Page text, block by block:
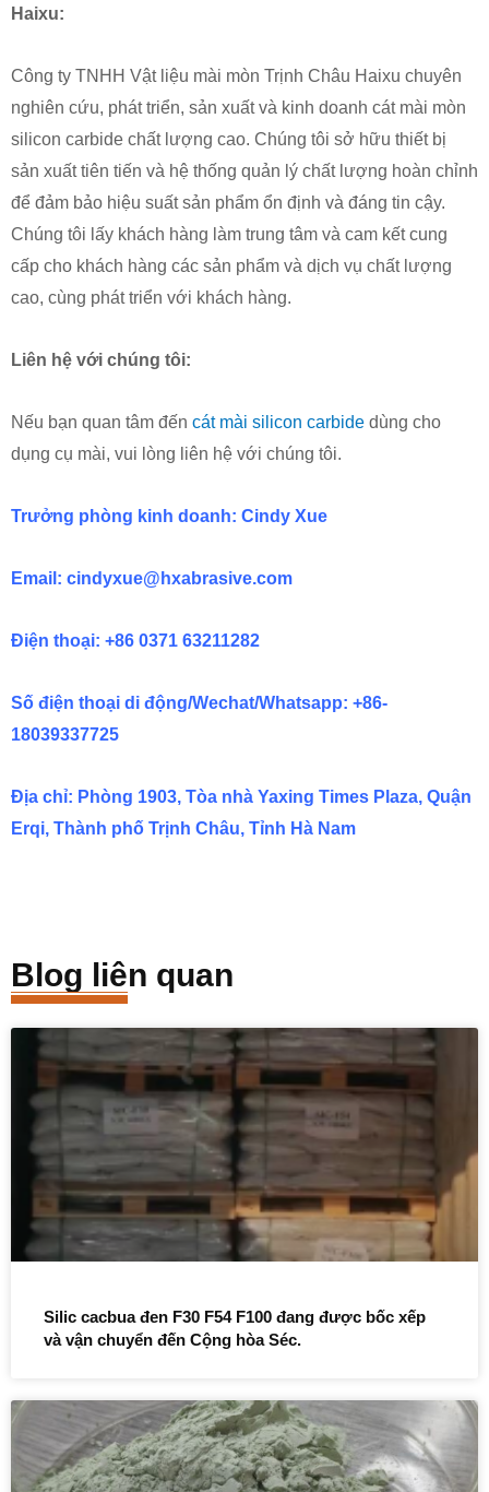
Haixu:
Công ty TNHH Vật liệu mài mòn Trịnh Châu Haixu chuyên
nghiên cứu, phát triển, sản xuất và kinh doanh cát mài mòn
silicon carbide chất lượng cao. Chúng tôi sở hữu thiết bị
sản xuất tiên tiến và hệ thống quản lý chất lượng hoàn chỉnh
để đảm bảo hiệu suất sản phẩm ổn định và đáng tin cậy.
Chúng tôi lấy khách hàng làm trung tâm và cam kết cung
cấp cho khách hàng các sản phẩm và dịch vụ chất lượng
cao, cùng phát triển với khách hàng.
Liên hệ với chúng tôi:
Nếu bạn quan tâm đến cát mài silicon carbide dùng cho
dụng cụ mài, vui lòng liên hệ với chúng tôi.
Trưởng phòng kinh doanh: Cindy Xue
Email: cindyxue@hxabrasive.com
Điện thoại: +86 0371 63211282
Số điện thoại di động/Wechat/Whatsapp: +86-
18039337725
Địa chỉ: Phòng 1903, Tòa nhà Yaxing Times Plaza, Quận
Erqi, Thành phố Trịnh Châu, Tỉnh Hà Nam
Blog liên quan
Silic cacbua đen F30 F54 F100 đang được bốc xếp
và vận chuyển đến Cộng hòa Séc.